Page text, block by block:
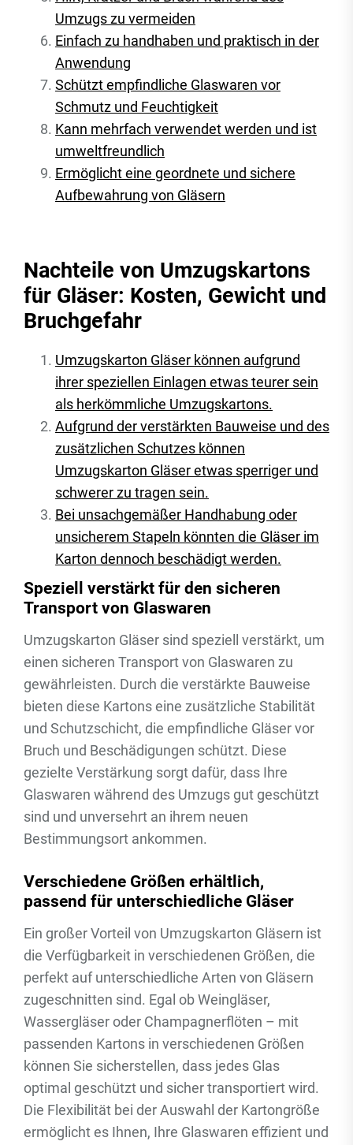
Umzugs zu vermeiden
Einfach zu handhaben und praktisch in der
Anwendung
Schützt empfindliche Glaswaren vor
Schmutz und Feuchtigkeit
Kann mehrfach verwendet werden und ist
umweltfreundlich
Ermöglicht eine geordnete und sichere
Aufbewahrung von Gläsern
Nachteile von Umzugskartons
für Gläser: Kosten, Gewicht und
Bruchgefahr
Umzugskarton Gläser können aufgrund
ihrer speziellen Einlagen etwas teurer sein
als herkömmliche Umzugskartons.
Aufgrund der verstärkten Bauweise und des
zusätzlichen Schutzes können
Umzugskarton Gläser etwas sperriger und
schwerer zu tragen sein.
Bei unsachgemäßer Handhabung oder
unsicherem Stapeln könnten die Gläser im
Karton dennoch beschädigt werden.
Speziell verstärkt für den sicheren
Transport von Glaswaren
Umzugskarton Gläser sind speziell verstärkt, um
einen sicheren Transport von Glaswaren zu
gewährleisten. Durch die verstärkte Bauweise
bieten diese Kartons eine zusätzliche Stabilität
und Schutzschicht, die empfindliche Gläser vor
Bruch und Beschädigungen schützt. Diese
gezielte Verstärkung sorgt dafür, dass Ihre
Glaswaren während des Umzugs gut geschützt
sind und unversehrt an ihrem neuen
Bestimmungsort ankommen.
Verschiedene Größen erhältlich,
passend für unterschiedliche Gläser
Ein großer Vorteil von Umzugskarton Gläsern ist
die Verfügbarkeit in verschiedenen Größen, die
perfekt auf unterschiedliche Arten von Gläsern
zugeschnitten sind. Egal ob Weingläser,
Wassergläser oder Champagnerflöten – mit
passenden Kartons in verschiedenen Größen
können Sie sicherstellen, dass jedes Glas
optimal geschützt und sicher transportiert wird.
Die Flexibilität bei der Auswahl der Kartongröße
ermöglicht es Ihnen, Ihre Glaswaren effizient und